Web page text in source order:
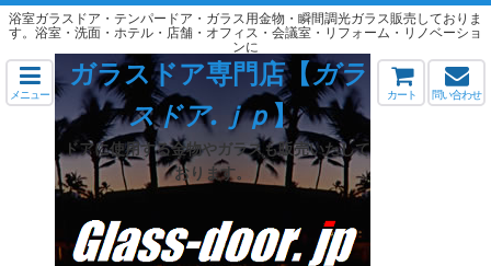
浴室ガラスドア・テンパードア・ガラス用金物・瞬間調光ガラス販売しておりま
す。浴室・洗面・ホテル・店舗・オフィス・会議室・リフォーム・リノベーショ
ンに
メニュー
ガラスドア専門店【ガラ
スドア.ｊｐ】
ドアに使用する金物やガラスも販売いたして
おります。
カート 問い合わせ